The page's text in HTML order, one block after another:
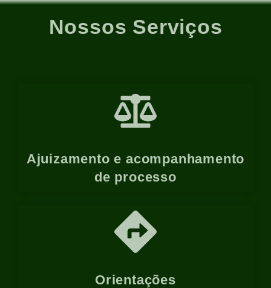
Nossos Serviços
Ajuizamento e acompanhamento
de processo
Orientações